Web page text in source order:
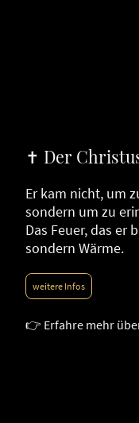
✝ Der
Er kam nicht, um
sondern um zu
Das Feuer, das er
sondern Wärme.
weitere Infos
👉 Erfahre mehr